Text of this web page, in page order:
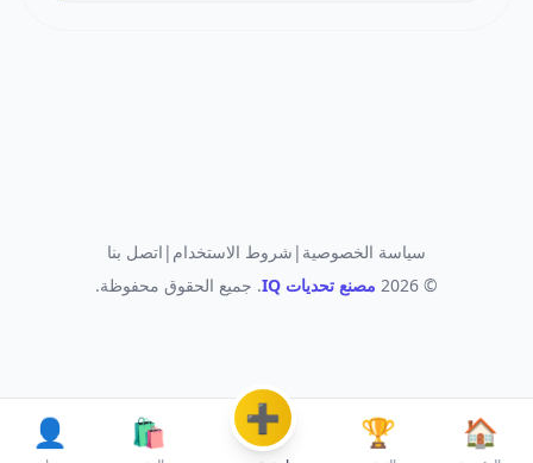
🏠
🏆
➕
🛍️
👤
سياسة الخصوصية | شروط الاستخدام | اتصل بنا
© 2026
مصنع تحديات IQ . جميع الحقوق محفوظة.